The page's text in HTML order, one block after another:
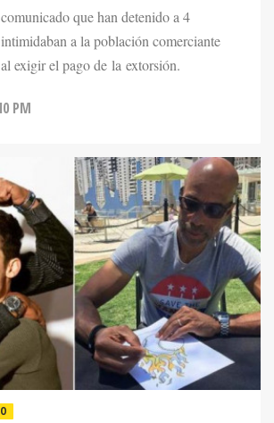
que han detenido a 4
a la población comerciante
exigir el pago de la extorsión.
PM